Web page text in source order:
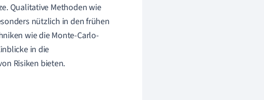
Qualitative Methoden wie
nützlich in den frühen
wie die Monte-Carlo-
in die
Risiken bieten.